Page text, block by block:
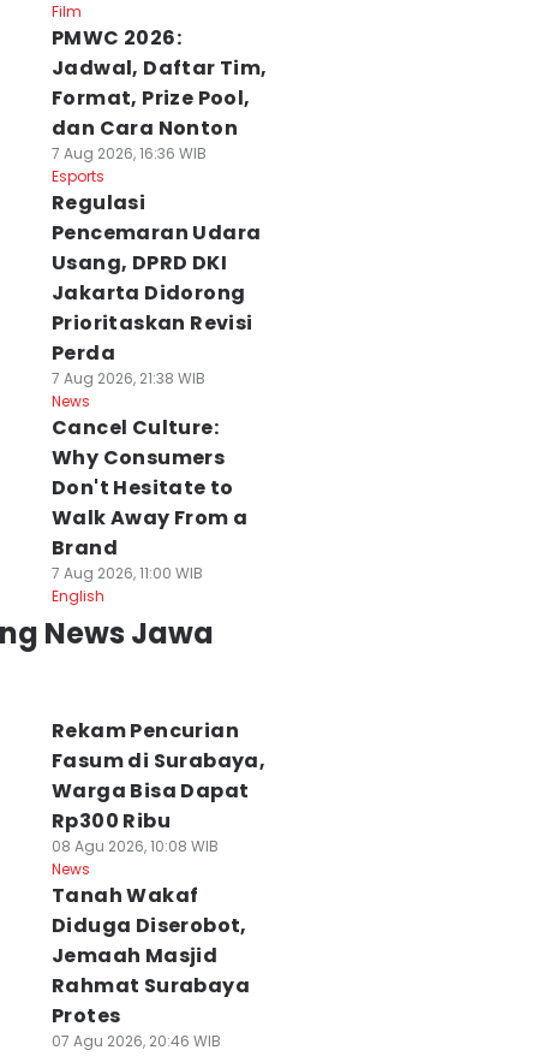
Film
PMWC 2026:
Jadwal, Daftar Tim,
Format, Prize Pool,
dan Cara Nonton
7 Aug 2026, 16:36 WIB
Esports
Regulasi
Pencemaran Udara
Usang, DPRD DKI
Jakarta Didorong
Prioritaskan Revisi
Perda
7 Aug 2026, 21:38 WIB
News
Cancel Culture:
Why Consumers
Don't Hesitate to
Walk Away From a
Brand
7 Aug 2026, 11:00 WIB
English
News Jawa
Rekam Pencurian
Fasum di Surabaya,
Warga Bisa Dapat
Rp300 Ribu
08 Agu 2026, 10:08 WIB
News
Tanah Wakaf
Diduga Diserobot,
Jemaah Masjid
Rahmat Surabaya
Protes
07 Agu 2026, 20:46 WIB